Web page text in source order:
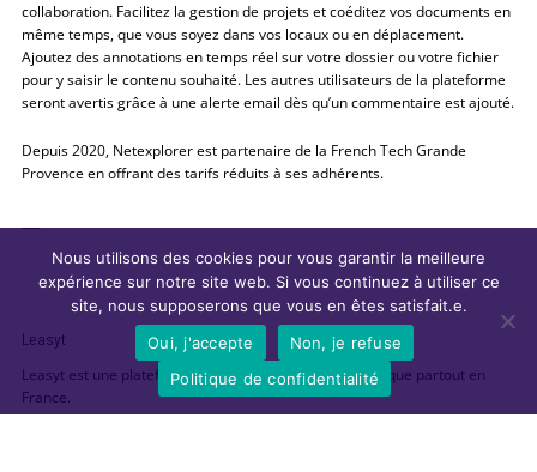
collaboration. Facilitez la gestion de projets et coéditez vos documents en
même temps, que vous soyez dans vos locaux ou en déplacement.
Ajoutez des annotations en temps réel sur votre dossier ou votre fichier
pour y saisir le contenu souhaité. Les autres utilisateurs de la plateforme
seront avertis grâce à une alerte email dès qu’un commentaire est ajouté.
Depuis 2020, Netexplorer est partenaire de la French Tech Grande
Provence en offrant des tarifs réduits à ses adhérents.
Leasyt
Leasyt est une plateforme de réservation de lieux atypique partout en
France.
Showroom, séminaire, cocktail, démo, afterworks, conférences, les
Nous utilisons des cookies pour vous garantir la meilleure
expérience sur notre site web. Si vous continuez à utiliser ce
site, nous supposerons que vous en êtes satisfait.e.
Oui, j'accepte
Non, je refuse
Politique de confidentialité